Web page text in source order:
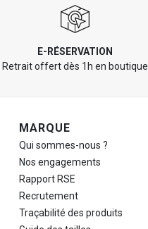
E-RÉSERVATION
Retrait offert dès 1h en boutique
Navigation de pied de page
MARQUE
Qui sommes-nous ?
Nos engagements
Rapport RSE
Recrutement
Traçabilité des produits